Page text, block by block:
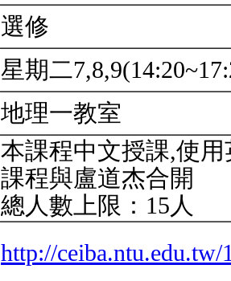
選修
星期二
地理一教室
本課程中文授課,使
課程與盧道杰合開
總人數上限：15人
http://ceiba.ntu.edu.tw/